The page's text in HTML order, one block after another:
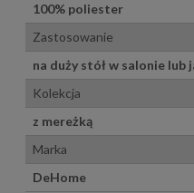
100% poliester
Zastosowanie
na duży stół w salonie lub
Kolekcja
z mereżką
Marka
DeHome